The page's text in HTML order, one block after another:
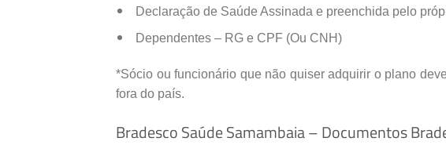
Declaração de Saúde Assinada e preenchida pelo
Dependentes – RG e CPF (Ou CNH)
*Sócio ou funcionário que não quiser adquirir o plano
fora do país.
Bradesco Saúde Samambaia – Documentos